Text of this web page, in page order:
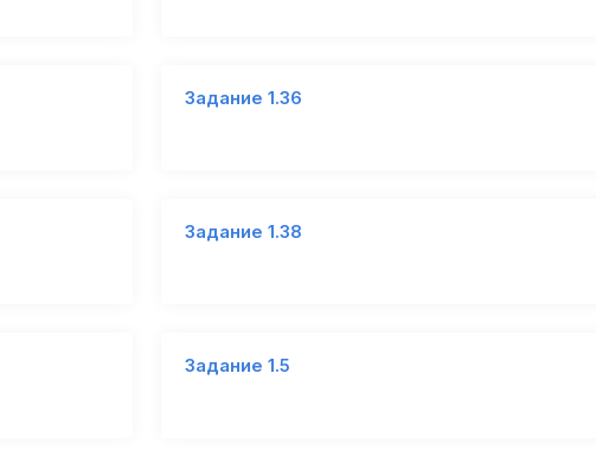
Задание 1.36
Задание 1.38
Задание 1.5